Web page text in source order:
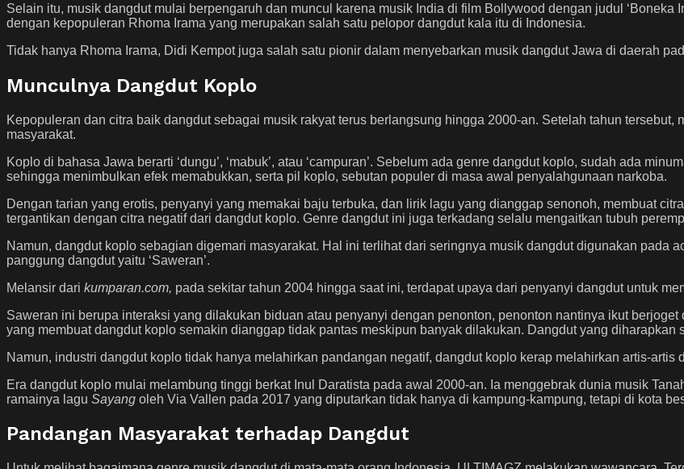
Selain itu, musik dangdut mulai berpengaruh dan muncul karena musik India di film Bollywood dengan judul ‘Boneka
dengan kepopuleran Rhoma Irama yang merupakan salah satu pelopor dangdut kala itu di Indonesia.
Tidak hanya Rhoma Irama, Didi Kempot juga salah satu pionir dalam menyebarkan musik dangdut Jawa di daerah
Munculnya Dangdut Koplo
Kepopuleran dan citra baik dangdut sebagai musik rakyat terus berlangsung hingga 2000-an. Setelah tahun
masyarakat.
Koplo di bahasa Jawa berarti ‘dungu’, ‘mabuk’, atau ‘campuran’. Sebelum ada genre dangdut koplo, sudah ada
sehingga menimbulkan efek memabukkan, serta pil koplo, sebutan populer di masa awal penyalahgunaan narkoba.
Dengan tarian yang erotis, penyanyi yang memakai baju terbuka, dan lirik lagu yang dianggap senonoh, membuat
tergantikan dengan citra negatif dari dangdut koplo. Genre dangdut ini juga terkadang selalu mengaitkan tubuh
Namun, dangdut koplo sebagian digemari masyarakat. Hal ini terlihat dari seringnya musik dangdut digunakan pada
panggung dangdut yaitu ‘Saweran’.
Melansir dari kumparan.com, pada sekitar tahun 2004 hingga saat ini, terdapat upaya dari penyanyi dangdut untuk
Saweran ini berupa interaksi yang dilakukan biduan atau penyanyi dengan penonton, penonton nantinya ikut
yang membuat dangdut koplo semakin dianggap tidak pantas meskipun banyak dilakukan. Dangdut yang
Namun, industri dangdut koplo tidak hanya melahirkan pandangan negatif, dangdut koplo kerap melahirkan artis-
Era dangdut koplo mulai melambung tinggi berkat Inul Daratista pada awal 2000-an. Ia menggebrak dunia musik
ramainya lagu Sayang oleh Via Vallen pada 2017 yang diputarkan tidak hanya di kampung-kampung, tetapi di kota
Pandangan Masyarakat terhadap Dangdut